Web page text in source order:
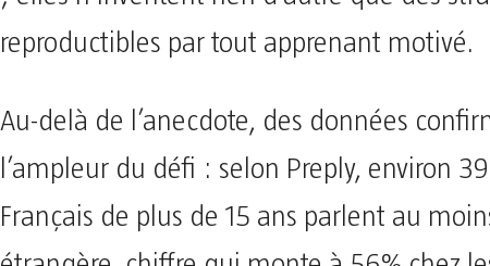
reproductibles par tout apprenant motivé.
Au-delà de l’anecdote, des données
l’ampleur du défi : selon Preply, environ
Français de plus de 15 ans parlent au